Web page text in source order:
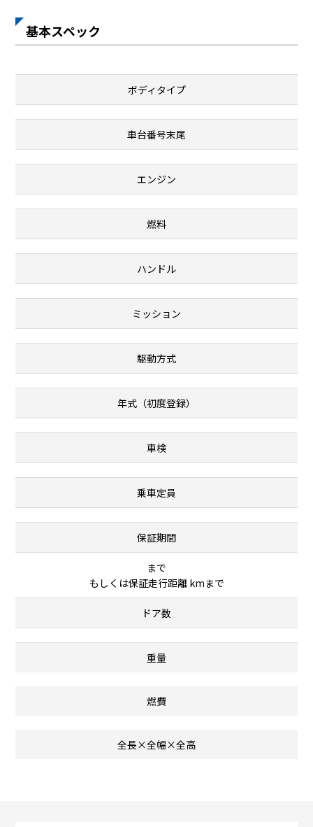
基本スペック
ボディタイプ
車台番号末尾
エンジン
燃料
ハンドル
ミッション
駆動方式
年式（初度登録）
車検
乗車定員
保証期間
まで
もしくは保証走行距離 kmまで
ドア数
重量
燃費
全長×全幅×全高